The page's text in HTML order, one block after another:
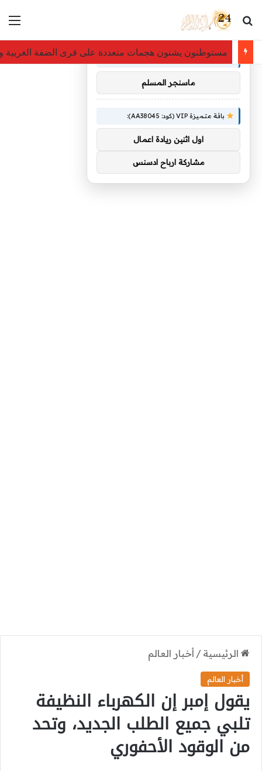
بحث عن
مستوطنون يشنون هجمات متعددة على قرى الضفة الغربية
الرئيسية / أخبار العالم
أخبار العالم
يقول إمبر إن الكهرباء النظيفة
تلبي جميع الطلب الجديد، وتحد
من الوقود الأحفوري
توصيات :
باقة متميزة VIP (كود: AA26790):
ماسنجر المسلم
باقة متميزة VIP (كود: AA38045):
اول اثنين ريادة اعمال
مشاركة ارباح ادسنس